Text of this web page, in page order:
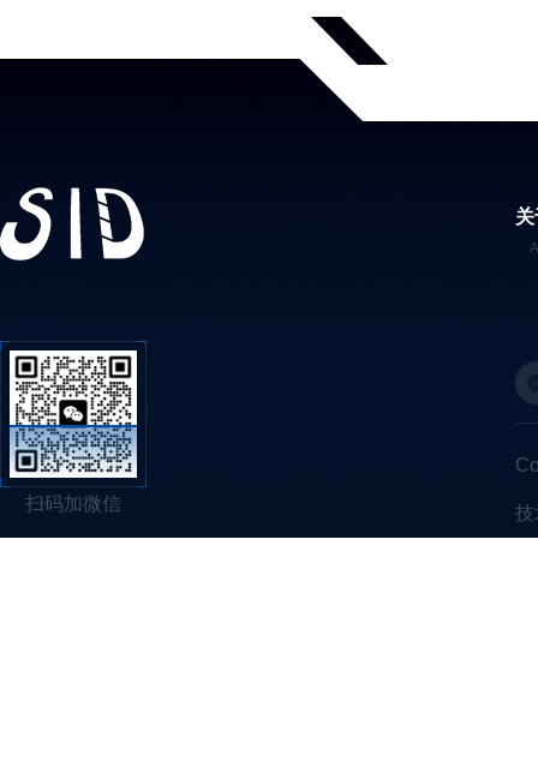
扫码加微信 技